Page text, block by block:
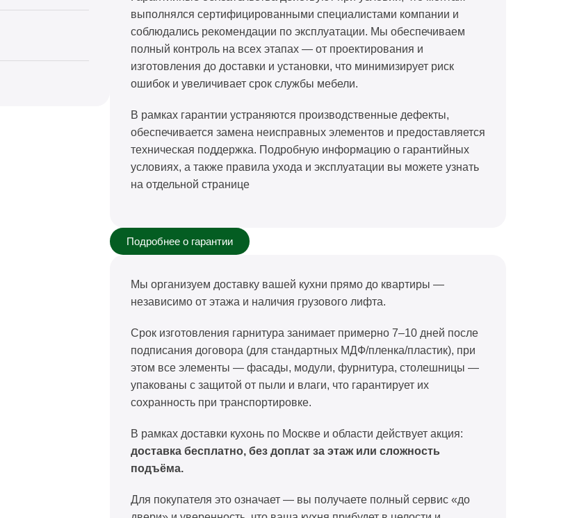
выполнялся сертифицированными специалистами компании и
соблюдались рекомендации по эксплуатации. Мы обеспечиваем
полный контроль на всех этапах — от проектирования и
изготовления до доставки и установки, что минимизирует риск
ошибок и увеличивает срок службы мебели.
В рамках гарантии устраняются производственные дефекты,
обеспечивается замена неисправных элементов и предоставляется
техническая поддержка. Подробную информацию о гарантийных
условиях, а также правила ухода и эксплуатации вы можете узнать
на отдельной странице
Подробнее о гарантии
Мы организуем доставку вашей кухни прямо до квартиры —
независимо от этажа и наличия грузового лифта.
Срок изготовления гарнитура занимает примерно 7–10 дней после
подписания договора (для стандартных МДФ/пленка/пластик), при
этом все элементы — фасады, модули, фурнитура, столешницы —
упакованы с защитой от пыли и влаги, что гарантирует их
сохранность при транспортировке.
В рамках доставки кухонь по Москве и области действует акция:
доставка бесплатно, без доплат за этаж или сложность
подъёма.
Для покупателя это означает — вы получаете полный сервис «до